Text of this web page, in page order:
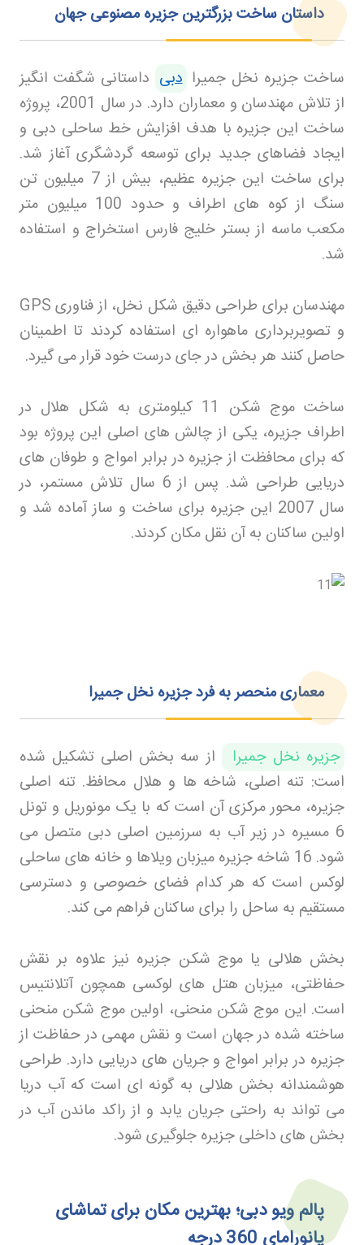
داستان ساخت بزرگترین جزیره مصنوعی جهان
ساخت جزیره نخل جمیرا دبی داستانی شگفت انگیز
از تلاش مهندسان و معماران دارد. در سال 2001، پروژه
ساخت این جزیره با هدف افزایش خط ساحلی دبی و
ایجاد فضاهای جدید برای توسعه گردشگری آغاز شد.
برای ساخت این جزیره عظیم، بیش از 7 میلیون تن
سنگ از کوه های اطراف و حدود 100 میلیون متر
مکعب ماسه از بستر خلیج فارس استخراج و استفاده
شد.
مهندسان برای طراحی دقیق شکل نخل، از فناوریGPS
و تصویربرداری ماهواره ای استفاده کردند تا اطمینان
حاصل کنند هر بخش در جای درست خود قرار می گیرد.
ساخت موج شکن 11 کیلومتری به شکل هلال در
اطراف جزیره، یکی از چالش های اصلی این پروژه بود
که برای محافظت از جزیره در برابر امواج و طوفان های
دریایی طراحی شد. پس از 6 سال تلاش مستمر، در
سال 2007 این جزیره برای ساخت و ساز آماده شد و
اولین ساکنان به آن نقل مکان کردند.
معماری منحصر به فرد جزیره نخل جمیرا
جزیره نخل جمیرا
از سه بخش اصلی تشکیل شده
است: تنه اصلی، شاخه ها و هلال محافظ. تنه اصلی
جزیره، محور مرکزی آن است که با یک مونوریل و تونل
6 مسیره در زیر آب به سرزمین اصلی دبی متصل می
شود. 16 شاخه جزیره میزبان ویلاها و خانه های ساحلی
لوکس است که هر کدام فضای خصوصی و دسترسی
مستقیم به ساحل را برای ساکنان فراهم می کند.
بخش هلالی یا موج شکن جزیره نیز علاوه بر نقش
حفاظتی، میزبان هتل های لوکسی همچون آتلانتیس
است. این موج شکن منحنی، اولین موج شکن منحنی
ساخته شده در جهان است و نقش مهمی در حفاظت از
جزیره در برابر امواج و جریان های دریایی دارد. طراحی
هوشمندانه بخش هلالی به گونه ای است که آب دریا
می تواند به راحتی جریان یابد و از راکد ماندن آب در
بخش های داخلی جزیره جلوگیری شود.
پالم ویو دبی؛ بهترین مکان برای تماشای
پانورامای 360 درجه